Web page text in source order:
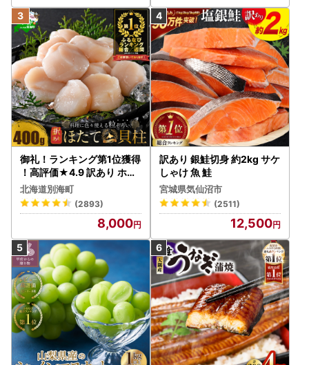
御礼！ランキング第1位獲得
！高評価★4.9 訳あり ホタ
テ 400g（ほたて 帆立 貝柱
冷凍 ）
北海道別海町
(2893)
8,000
訳あり 銀鮭切身 約2kg サケ
しゃけ 魚 鮭
宮城県気仙沼市
(2511)
12,500